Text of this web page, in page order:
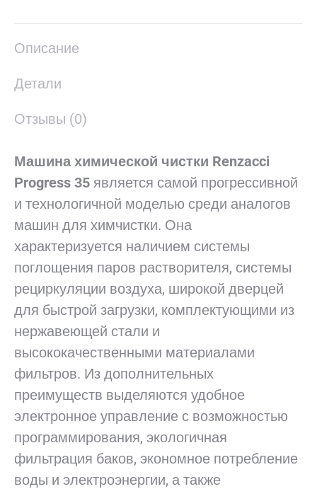
Описание
Детали
Отзывы (0)
Машина химической чистки Renzacci
Progress 35 является самой прогрессивной
и технологичной моделью среди аналогов
машин для химчистки. Она
характеризуется наличием системы
поглощения паров растворителя, системы
рециркуляции воздуха, широкой дверцей
для быстрой загрузки, комплектующими из
нержавеющей стали и
высококачественными материалами
фильтров. Из дополнительных
преимуществ выделяются удобное
электронное управление с возможностью
программирования, экологичная
фильтрация баков, экономное потребление
воды и электроэнергии, а также